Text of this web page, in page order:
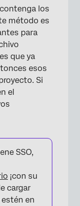
los
método es
para
que ya
esos
Si
el
SSO,
¡con su
cargar
en